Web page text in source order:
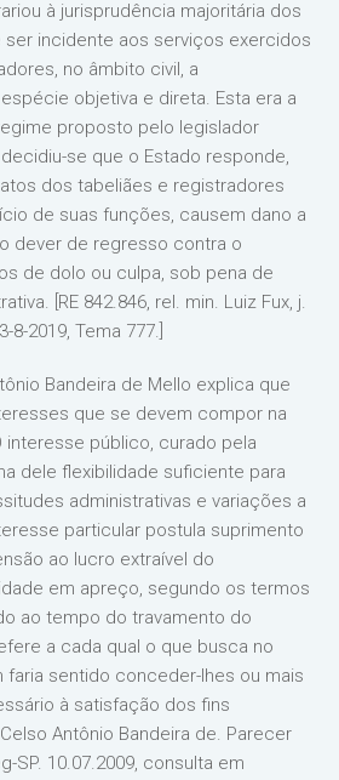
à jurisprudência majoritária dos
ser incidente aos serviços exercidos
no âmbito civil, a
objetiva e direta. Esta era a
proposto pelo legislador
se que o Estado responde,
dos tabeliães e registradores
de suas funções, causem dano a
dever de regresso contra o
de dolo ou culpa, sob pena de
[RE 842.846, rel. min. Luiz Fux, j.
8-2019, Tema 777.]
Bandeira de Mello explica que
que se devem compor na
interesse público, curado pela
dele flexibilidade suficiente para
administrativas e variações a
particular postula suprimento
ao lucro extraível do
em apreço, segundo os termos
ao tempo do travamento do
a cada qual o que busca no
faria sentido conceder-lhes ou mais
à satisfação dos fins
Antônio Bandeira de. Parecer
SP. 10.07.2009, consulta em